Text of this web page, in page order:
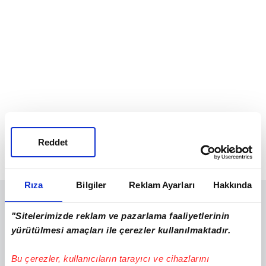
Rıza Bilgiler Reklam Ayarları Hakkında
"Sitelerimizde reklam ve pazarlama faaliyetlerinin
yürütülmesi amaçları ile çerezler kullanılmaktadır.
Bu çerezler, kullanıcıların tarayıcı ve cihazlarını
Reddet